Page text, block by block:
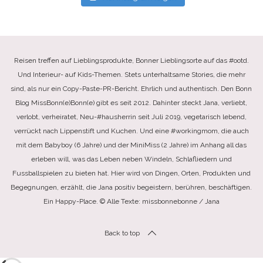
Reisen treffen auf Lieblingsprodukte, Bonner Lieblingsorte auf das #ootd.
Und Interieur- auf Kids-Themen. Stets unterhaltsame Stories, die mehr
sind, als nur ein Copy-Paste-PR-Bericht. Ehrlich und authentisch. Den Bonn
Blog MissBonn(e)Bonn(e) gibt es seit 2012. Dahinter steckt Jana, verliebt,
verlobt, verheiratet, Neu-#hausherrin seit Juli 2019, vegetarisch lebend,
verrückt nach Lippenstift und Kuchen. Und eine #workingmom, die auch
mit dem Babyboy (6 Jahre) und der MiniMiss (2 Jahre) im Anhang all das
erleben will, was das Leben neben Windeln, Schlafliedern und
Fussballspielen zu bieten hat. Hier wird von Dingen, Orten, Produkten und
Begegnungen, erzählt, die Jana positiv begeistern, berühren, beschäftigen.
Ein Happy-Place. © Alle Texte: missbonnebonne / Jana
Back to top